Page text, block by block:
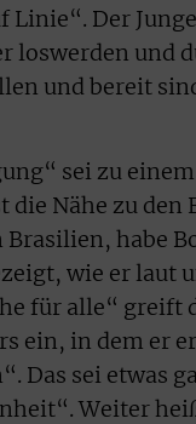
Linie“. Der
loswerden und
und bereit
sei zu
die Nähe zu
habe
wie er laut
für alle“ greift
ein, in dem er
Das sei etwas
Weiter